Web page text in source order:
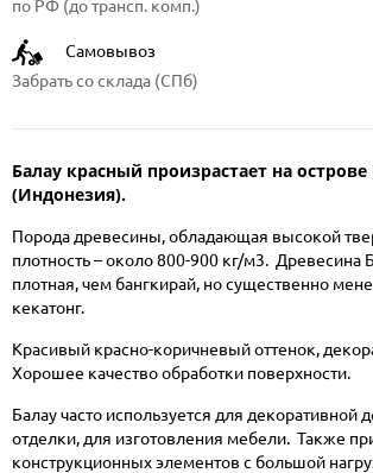
по РФ (до трансп. комп.)
Самовывоз
Забрать со склада (СПб)
Балау красный произрастает на острове
(Индонезия).
Порода древесины, обладающая высокой
плотность – около 800-900 кг/м3. Древесина
плотная, чем бангкирай, но существенно
кекатонг.
Красивый красно-коричневый оттенок,
Хорошее качество обработки поверхности.
Балау часто используется для декоративной
отделки, для изготовления мебели. Также
конструкционных элементов с большой